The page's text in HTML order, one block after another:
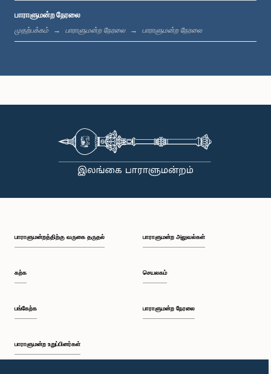
பி.ப. 1:20 - பி.ப. 1:31
பி.ப. 1:57 - பி.ப. 2:05
பி.ப. 2:05 - பி.ப. 2:12
பி.ப. 2:20 - பி.ப. 2:27
பாராளுமன்ற நேரலை
முதற்பக்கம் பாராளுமன்ற நேரலை பாராளுமன்ற நேரலை
பாராளுமன்றத்திற்கு வருகை தருதல்
கற்க
பங்கேற்க
பாராளுமன்ற உறுப்பினர்கள்
பாராளுமன்ற அலுவல்கள்
செயலகம்
பாராளுமன்ற நேரலை